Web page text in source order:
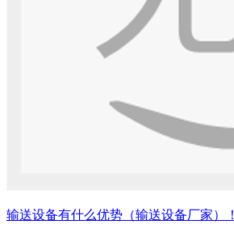
输送设备有什么优势（输送设备厂家）！